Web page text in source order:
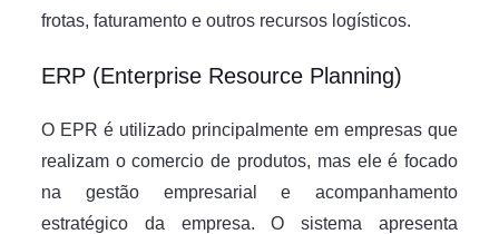
frotas, faturamento e outros recursos logísticos.
ERP (Enterprise Resource Planning)
O EPR é utilizado principalmente em empresas que
realizam o comercio de produtos, mas ele é focado
na gestão empresarial e acompanhamento
estratégico da empresa. O sistema apresenta